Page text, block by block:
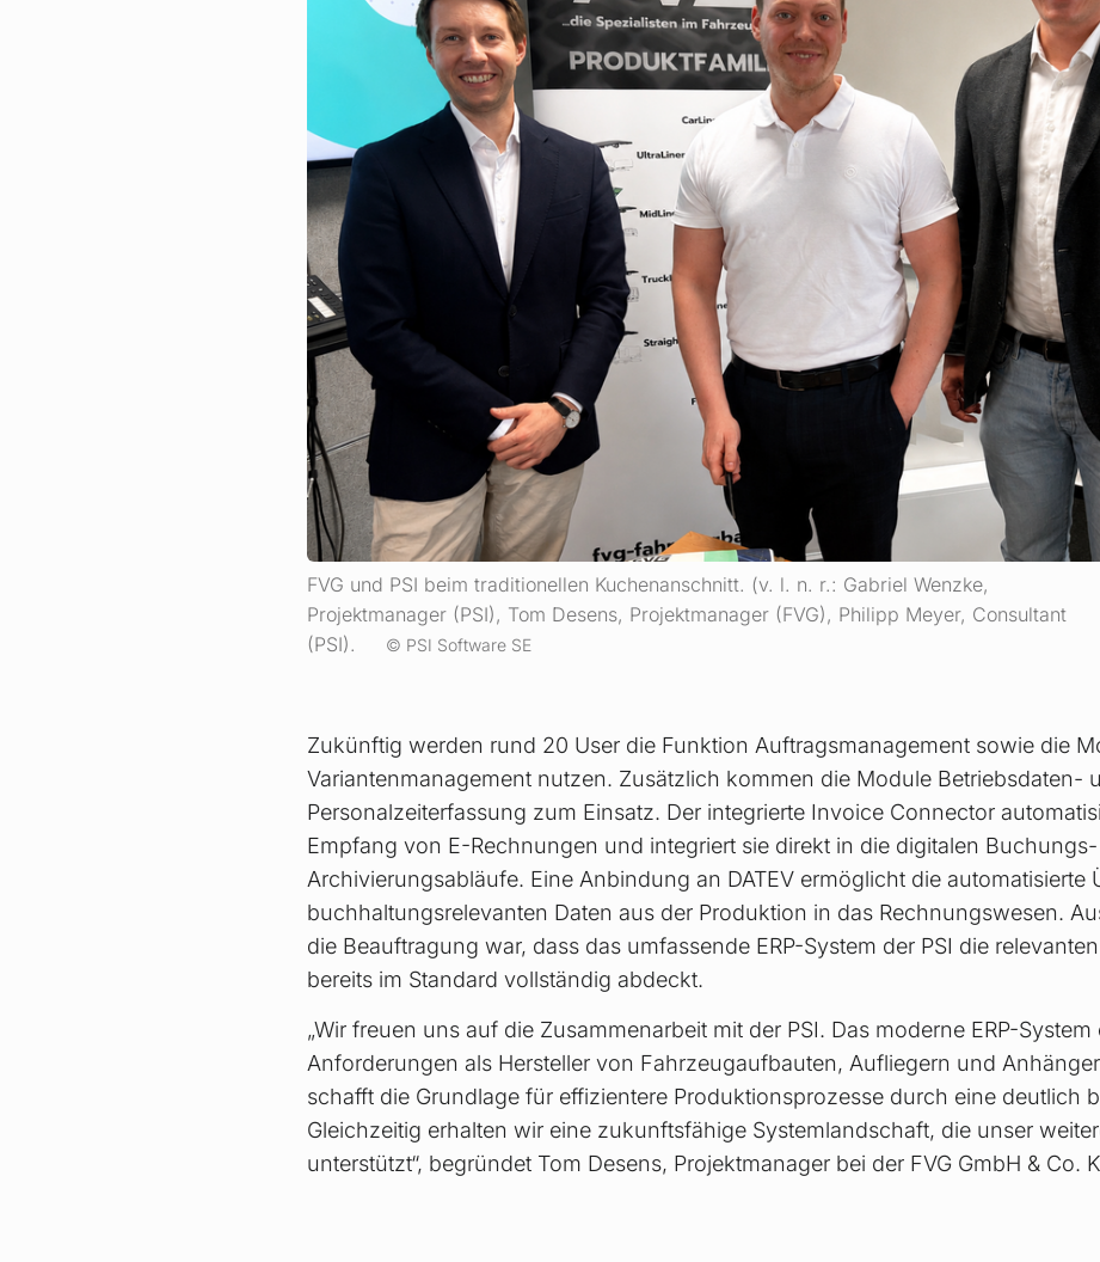
FVG und PSI beim traditionellen Kuchenanschnitt. (v. l. n. r.: Gabriel Wenzke,
Projektmanager (PSI), Tom Desens, Projektmanager (FVG), Philipp Meyer, Consultant
(PSI).
PSI Software SE
Zukünftig werden rund 20 User die Funktion Auftragsmanagement sowie die
Variantenmanagement nutzen. Zusätzlich kommen die Module Betriebsdaten-
Personalzeiterfassung zum Einsatz. Der integrierte Invoice Connector
Empfang von E-Rechnungen und integriert sie direkt in die digitalen
Archivierungsabläufe. Eine Anbindung an DATEV ermöglicht die automatisierte
buchhaltungsrelevanten Daten aus der Produktion in das Rechnungswesen.
die Beauftragung war, dass das umfassende ERP-System der PSI die
bereits im Standard vollständig abdeckt.
„Wir freuen uns auf die Zusammenarbeit mit der PSI. Das moderne ERP-
Anforderungen als Hersteller von Fahrzeugaufbauten, Aufliegern und
schafft die Grundlage für effizientere Produktionsprozesse durch eine deutlich
Gleichzeitig erhalten wir eine zukunftsfähige Systemlandschaft, die unser
unterstützt“, begründet Tom Desens, Projektmanager bei der FVG GmbH & Co.